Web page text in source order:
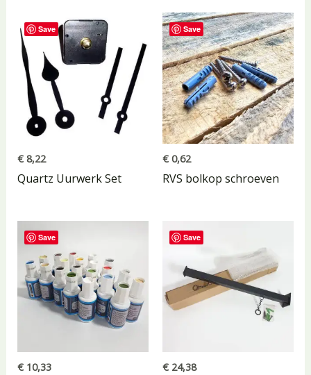
Save
€8,22
Quartz Uurwerk Set
Save
€ 0,62
RVS bolkop schroeven
Save
€10,33
Save
€ 24,38